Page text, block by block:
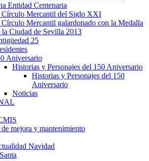
Entidad Centenaria
Mercantil del Siglo XXI
Mercantil galardonado con la Medalla
la Ciudad de Sevilla 2013
25
Aniversario
Historias y Personajes del 150 Aniversario
Historias y Personajes del 150
Aniversario
Noticias
mejora y mantenimiento
Navidad